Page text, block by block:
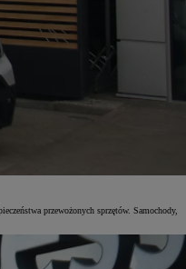
przewożonych sprzętów. Samochody,